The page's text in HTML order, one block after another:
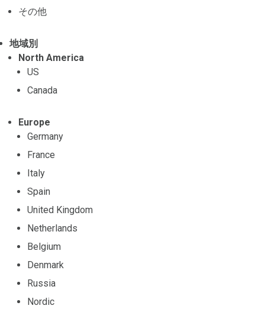
その他
地域別
North America
US
Canada
Europe
Germany
France
Italy
Spain
United Kingdom
Netherlands
Belgium
Denmark
Russia
Nordic